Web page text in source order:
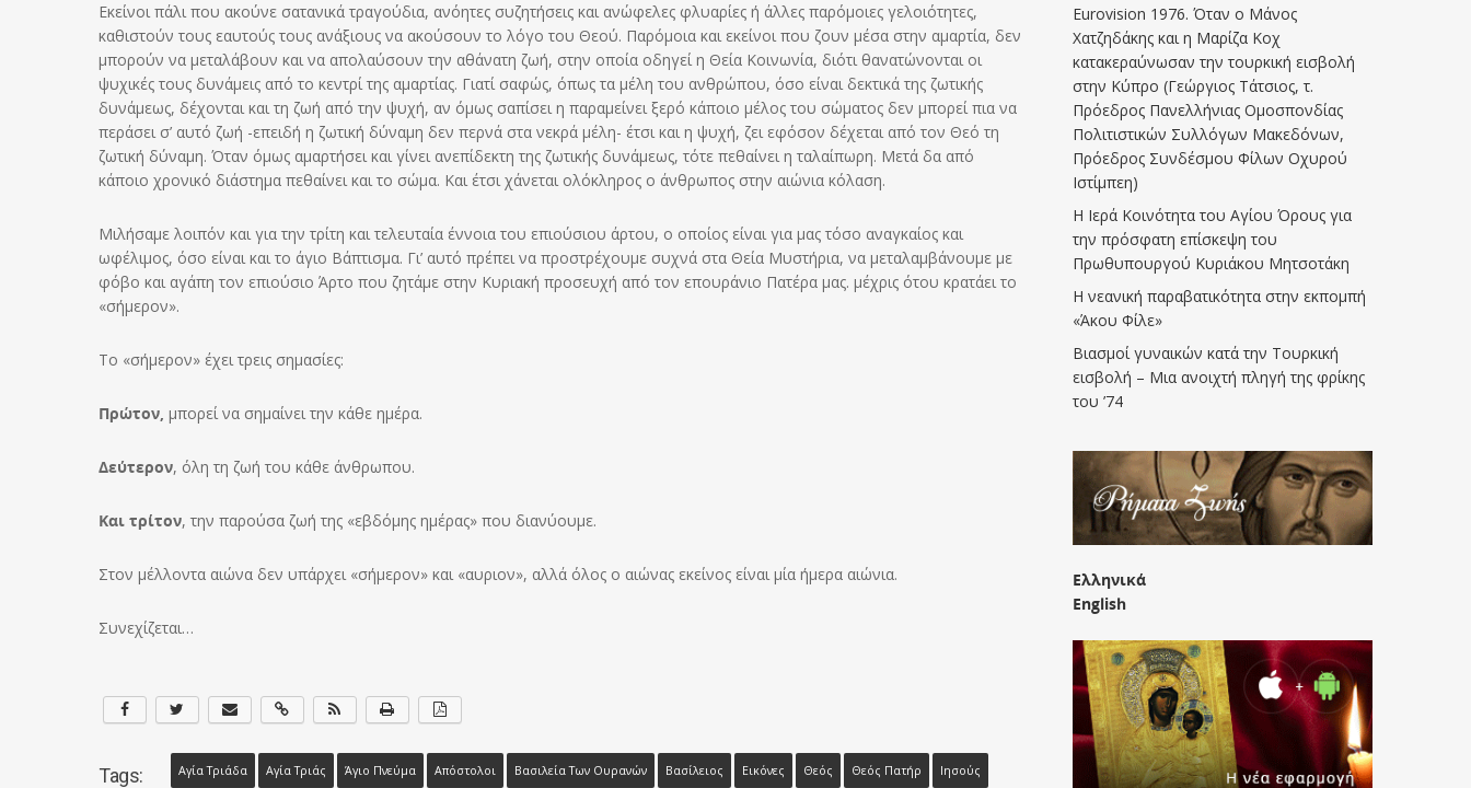
Εκείνοι πάλι που ακούνε σατανικά τραγούδια, ανόητες συζητήσεις και ανώφελες φλυαρίες ή άλλες παρόμοιες γελοιότητες,
καθιστούν τους εαυτούς τους ανάξιους να ακούσουν το λόγο του Θεού. Παρόμοια και εκείνοι που ζουν μέσα στην αμαρτία, δεν
μπορούν να μεταλάβουν και να απολαύσουν την αθάνατη ζωή, στην οποία οδηγεί η Θεία Κοινωνία, διότι θανατώνονται οι
ψυχικές τους δυνάμεις από το κεντρί της αμαρτίας. Γιατί σαφώς, όπως τα μέλη του ανθρώπου, όσο είναι δεκτικά της ζωτικής
δυνάμεως, δέχονται και τη ζωή από την ψυχή, αν όμως σαπίσει η παραμείνει ξερό κάποιο μέλος του σώματος δεν μπορεί πια να
περάσει σ’ αυτό ζωή -επειδή η ζωτική δύναμη δεν περνά στα νεκρά μέλη- έτσι και η ψυχή, ζει εφόσον δέχεται από τον Θεό τη
ζωτική δύναμη. Όταν όμως αμαρτήσει και γίνει ανεπίδεκτη της ζωτικής δυνάμεως, τότε πεθαίνει η ταλαίπωρη. Μετά δα από
κάποιο χρονικό διάστημα πεθαίνει και το σώμα. Και έτσι χάνεται ολόκληρος ο άνθρωπος στην αιώνια κόλαση.
Μιλήσαμε λοιπόν και για την τρίτη και τελευταία έννοια του επιούσιου άρτου, ο οποίος είναι για μας τόσο αναγκαίος και
ωφέλιμος, όσο είναι και το άγιο Βάπτισμα. Γι’ αυτό πρέπει να προστρέχουμε συχνά στα Θεία Μυστήρια, να μεταλαμβάνουμε με
φόβο και αγάπη τον επιούσιο Άρτο που ζητάμε στην Κυριακή προσευχή από τον επουράνιο Πατέρα μας. μέχρις ότου κρατάει το
«σήμερον».
Το «σήμερον» έχει τρεις σημασίες:
Πρώτον, μπορεί να σημαίνει την κάθε ημέρα.
Δεύτερον, όλη τη ζωή του κάθε άνθρωπου.
Και τρίτον, την παρούσα ζωή της «εβδόμης ημέρας» που διανύουμε.
Στον μέλλοντα αιώνα δεν υπάρχει «σήμερον» και «αυριον», αλλά όλος ο αιώνας εκείνος είναι μία ήμερα αιώνια.
Συνεχίζεται…
Tags: Αγία Τριάδα Αγία Τριάς Άγιο Πνεύμα Απόστολοι Βασιλεία Των Ουρανών Βασίλειος Εικόνες Θεός Θεός Πατήρ Ιησούς
Eurovision 1976. Όταν ο Μάνος
Χατζηδάκης και η Μαρίζα Κοχ
κατακεραύνωσαν την τουρκική εισβολή
στην Κύπρο (Γεώργιος Τάτσιος, τ.
Πρόεδρος Πανελλήνιας Ομοσπονδίας
Πολιτιστικών Συλλόγων Μακεδόνων,
Πρόεδρος Συνδέσμου Φίλων Οχυρού
Ιστίμπεη)
Η Ιερά Κοινότητα του Αγίου Όρους για
την πρόσφατη επίσκεψη του
Πρωθυπουργού Κυριάκου Μητσοτάκη
Η νεανική παραβατικότητα στην εκπομπή
«Άκου Φίλε»
Βιασμοί γυναικών κατά την Τουρκική
εισβολή – Μια ανοιχτή πληγή της φρίκης
του ’74
Ελληνικά
English